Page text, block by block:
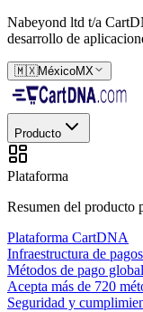
Nabeyond ltd t/a
desarrollo de
🇲🇽MéxicoMX
Producto
Plataforma
Resumen del producto
Plataforma CartDNA
Infraestructura de
Métodos de pago
Acepta más de 720
Seguridad y